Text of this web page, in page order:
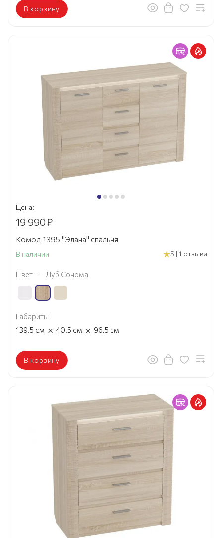
В корзину
Цена:
19 990₽
Комод 1395 "Элана" спальня
В наличии 5 | 1 отзыва
Цвет — Дуб Сонома
Габариты
139.5 см × 40.5 см × 96.5 см
В корзину